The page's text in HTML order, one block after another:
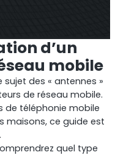
d’un
mobile
des « antennes »
de réseau mobile.
de téléphonie mobile
maisons, ce guide est
quel type